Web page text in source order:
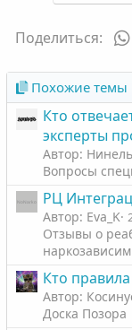
Поделиться:
Похожие темы
Кто
эксперты
Автор: Нинель
Вопросы
РЦ
Автор: Eva_K
Отзывы о
Кто
Автор:
Доска Позора